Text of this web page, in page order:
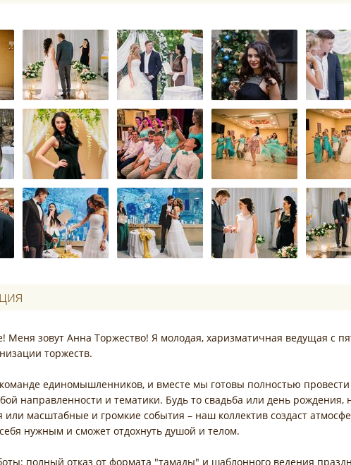
Меня зовут Анна Торжество! Я молодая, харизматичная ведущая с
торжеств.
единомышленников, и вместе мы готовы полностью
направленности и тематики. Будь то свадьба или день
или масштабные и громкие события – наш коллектив создаст
нужным и сможет отдохнуть душой и телом.
полный отказ от формата "тамады" и шаблонного ведения